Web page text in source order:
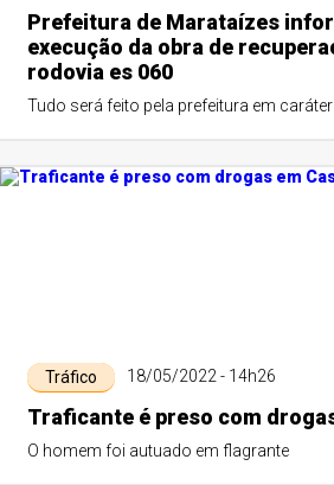
Prefeitura de Marataízes
execução da obra de
rodovia es 060
Tudo será feito pela prefeitura em caráter
Tráfico 18/05/2022 - 14h26
Traficante é preso com
O homem foi autuado em flagrante